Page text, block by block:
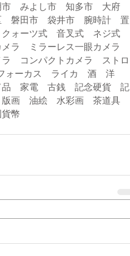
　みよし市　知多市　大府
磐田市　袋井市　腕時計　置
ォーツ式　音叉式　ネジ式
ラ　ミラーレス一眼カメラ
　コンパクトカメラ　ストロ
ォーカス　ライカ　酒　洋
　家電　古銭　記念硬貨　記
画　油絵　水彩画　茶道具
幣